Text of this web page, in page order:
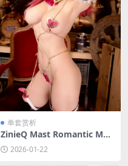
单套赏析
ZinieQ Mast Romantic Mai
d[48P-5V-1.2G]
2026-01-22